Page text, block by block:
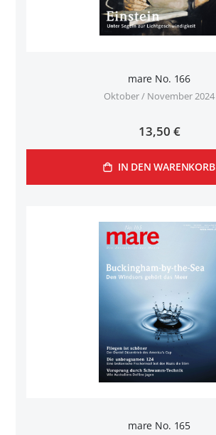
mare No. 166
Oktober / November 2024
13,50 €
IN DEN WARENKORB
mare No. 165